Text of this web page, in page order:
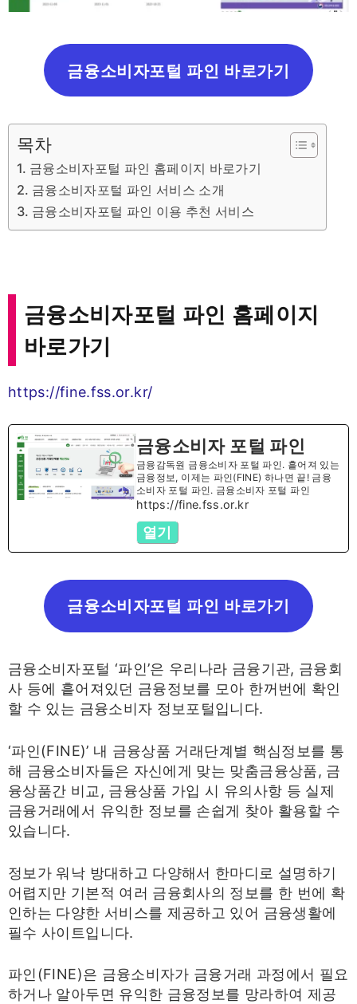
금융소비자포털 파인 바로가기
목차
금융소비자포털 파인 홈페이지 바로가기
금융소비자포털 파인 서비스 소개
금융소비자포털 파인 이용 추천 서비스
금융소비자포털 파인 홈페이지
바로가기
https://fine.fss.or.kr/
금융소비자 포털 파인
금융감독원 금융소비자 포털 파인. 흩어져 있는
금융정보, 이제는 파인(FINE) 하나면 끝! 금융
소비자 포털 파인. 금융소비자 포털 파인
https://fine.fss.or.kr
열기
금융소비자포털 파인 바로가기
금융소비자포털 ‘파인’은 우리나라 금융기관, 금융회
사 등에 흩어져있던 금융정보를 모아 한꺼번에 확인
할 수 있는 금융소비자 정보포털입니다.
‘파인(FINE)’ 내 금융상품 거래단계별 핵심정보를 통
해 금융소비자들은 자신에게 맞는 맞춤금융상품, 금
융상품간 비교, 금융상품 가입 시 유의사항 등 실제
금융거래에서 유익한 정보를 손쉽게 찾아 활용할 수
있습니다.
정보가 워낙 방대하고 다양해서 한마디로 설명하기
어렵지만 기본적 여러 금융회사의 정보를 한 번에 확
인하는 다양한 서비스를 제공하고 있어 금융생활에
필수 사이트입니다.
파인(FINE)은 금융소비자가 금융거래 과정에서 필요
하거나 알아두면 유익한 금융정보를 망라하여 제공